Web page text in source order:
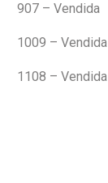
907 – Vendida
1009 – Vendida
1108 – Vendida